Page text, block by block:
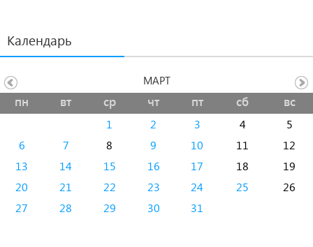
Календарь
пн вт ср чт пт сб вс
1 2 3 4
5
6
7 8 9 10 11
12
13
14 15 16 17 18
19
20
21 22 23 24 25
26
27
28 29 30 31
МАРТ